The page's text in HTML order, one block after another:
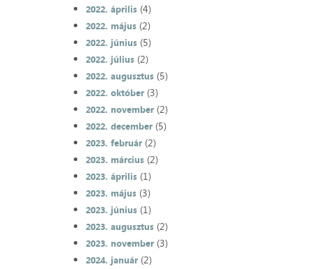
2022. április(4)
2022. május(2)
2022. június(5)
2022. július(2)
2022. augusztus(5)
2022. október(3)
2022. november(2)
2022. december(5)
2023. február(2)
2023. március(2)
2023. április(1)
2023. május(3)
2023. június(1)
2023. augusztus(2)
2023. november(3)
2024. január(2)